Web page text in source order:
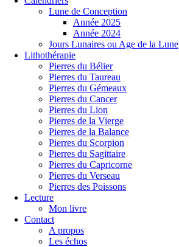
Lune de Conception
Année 2025
Année 2024
Jours Lunaires ou Age de la Lune
Lithothérapie
Pierres du Bélier
Pierres du Taureau
Pierres du Gémeaux
Pierres du Cancer
Pierres du Lion
Pierres de la Vierge
Pierres de la Balance
Pierres du Scorpion
Pierres du Sagittaire
Pierres du Capricorne
Pierres du Verseau
Pierres des Poissons
Lecture
Mon livre
Contact
A propos
Les échos